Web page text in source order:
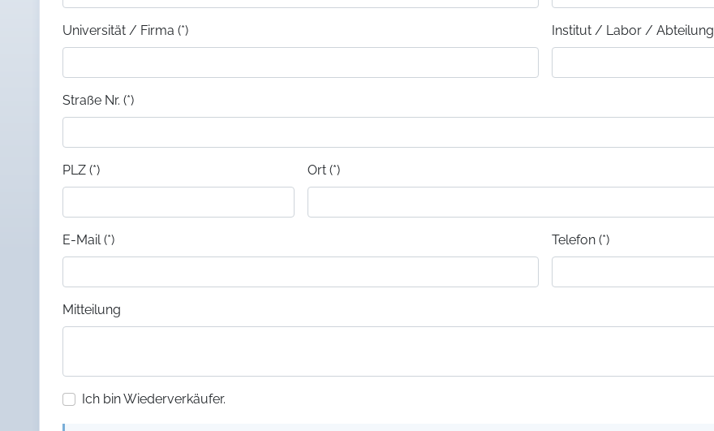
Universität / Firma (*) Institut / Labor / Abteilung
Straße Nr. (*)
PLZ (*) Ort (*)
E-Mail (*) Telefon (*)
Mitteilung
Ich bin Wiederverkäufer.